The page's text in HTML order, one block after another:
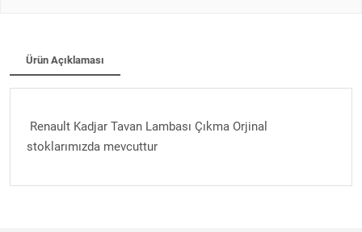
Ürün Açıklaması
Renault Kadjar Tavan Lambası Çıkma Orjinal
stoklarımızda mevcuttur